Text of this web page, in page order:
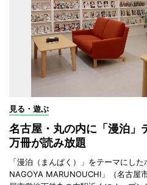
見る・遊ぶ
名古屋・丸の内に「漫泊
万冊が読み放題
「漫泊（まんぱく）」をテーマにし
NAGOYA MARUNOUCHI」（名古屋